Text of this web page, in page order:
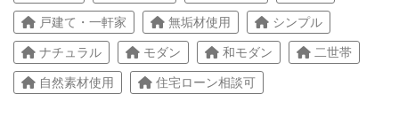
戸建て・一軒家 無垢材使用 シンプル
ナチュラル モダン 和モダン 二世帯
自然素材使用 住宅ローン相談可